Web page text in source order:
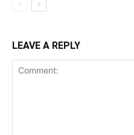
LEAVE A REPLY